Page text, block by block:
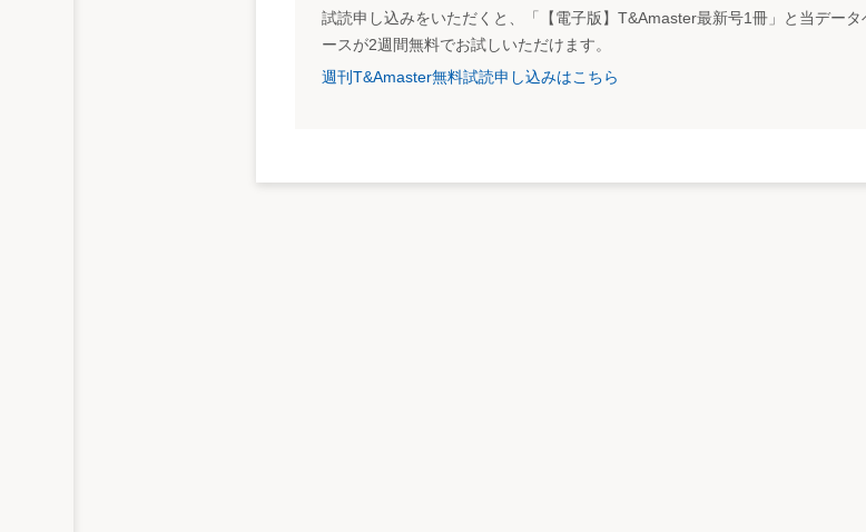
試読申し込みをいただくと、「【電子版】T&Amaster最新号1冊」と当データ
ースが2週間無料でお試しいただけます。
週刊T&Amaster無料試読申し込みはこちら